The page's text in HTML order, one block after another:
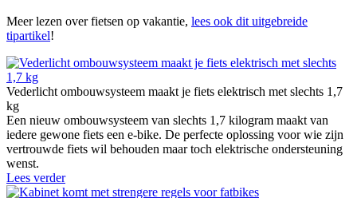
Meer lezen over fietsen op vakantie, lees ook dit uitgebreide
tipartikel!
Vederlicht ombouwsysteem maakt je fiets elektrisch met slechts 1,7
kg
Een nieuw ombouwsysteem van slechts 1,7 kilogram maakt van
iedere gewone fiets een e-bike. De perfecte oplossing voor wie zijn
vertrouwde fiets wil behouden maar toch elektrische ondersteuning
wenst.
Lees verder